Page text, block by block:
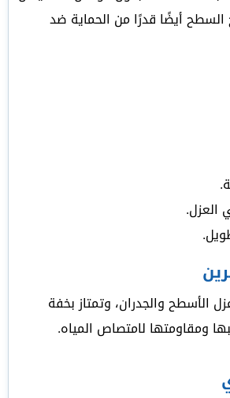
السطح أيضًا قدرًا من الحماية ضد
العزل.
الأسطح والجدران، وتمتاز بخفة
ومقاومتها لامتصاص المياه.